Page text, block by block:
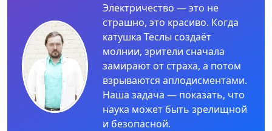
Электричество — это не
страшно, это красиво. Когда
катушка Теслы создаёт
молнии, зрители сначала
замирают от страха, а потом
взрываются аплодисментами.
Наша задача — показать, что
наука может быть зрелищной
и безопасной.